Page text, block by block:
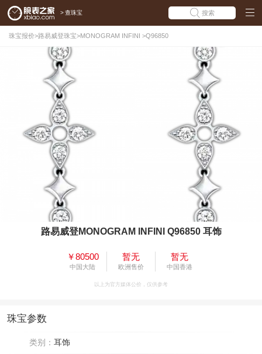
> 查珠宝 搜索
珠宝报价>路易威登珠宝>MONOGRAM INFINI >Q96850
路易威登MONOGRAM INFINI Q96850 耳饰
￥80500
中国大陆
暂无
欧洲售价
暂无
中国香港
以上为官方媒体公价，仅供参考
珠宝参数
类别： 耳饰